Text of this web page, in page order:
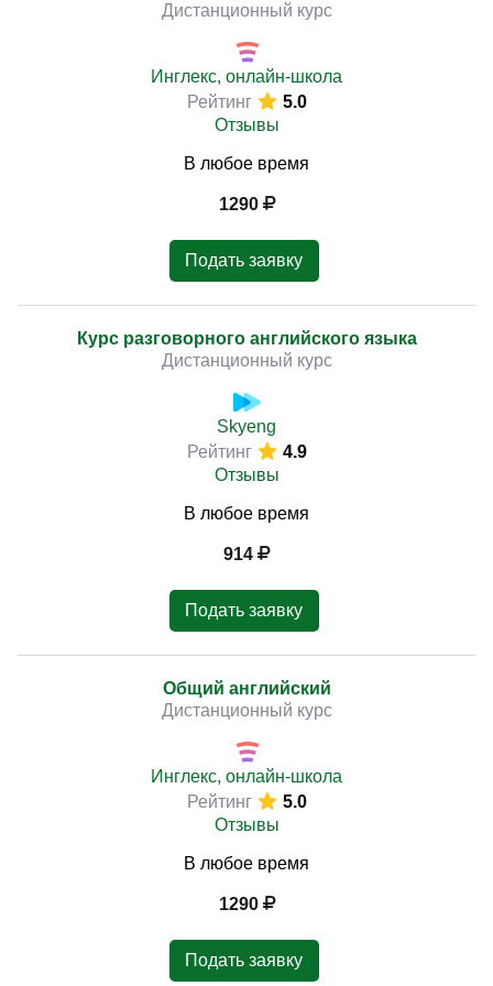
Дистанционный курс
Инглекс, онлайн-школа
Рейтинг
5.0
Отзывы
В любое время
1290
Подать заявку
Курс разговорного английского языка
Дистанционный курс
Skyeng
Рейтинг
4.9
Отзывы
В любое время
914
Подать заявку
Общий английский
Дистанционный курс
Инглекс, онлайн-школа
Рейтинг
5.0
Отзывы
В любое время
1290
Подать заявку